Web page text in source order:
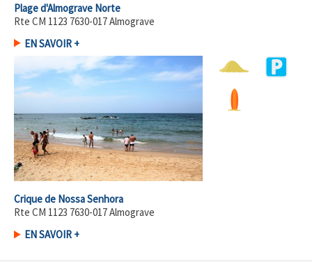
Plage d'Almograve Norte
Rte CM 1123 7630-017 Almograve
EN SAVOIR +
Crique de Nossa Senhora
Rte CM 1123 7630-017 Almograve
EN SAVOIR +